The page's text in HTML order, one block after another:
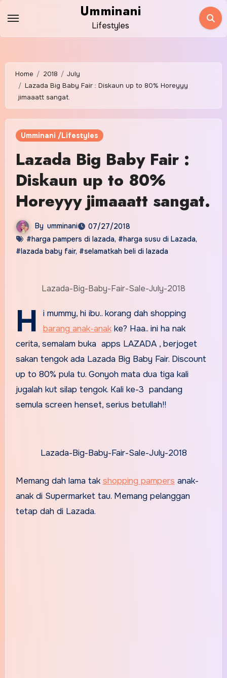
content
Umminani
Lifestyles
Home 2018
July
Lazada Big Baby Fair : Diskaun up to 80% Horeyyy
jimaaatt sangat.
Umminani /Lifestyles
Lazada Big Baby Fair :
Diskaun up to 80%
Horeyyy jimaaatt sangat.
By umminani
07/27/2018
#harga pampers di lazada, #harga susu di Lazada,
#lazada baby fair, #selamatkah beli di lazada
Lazada-Big-Baby-Fair-Sale-July-2018
H
i mummy, hi ibu.. korang dah shopping
barang anak-anakke? Haa.. ini ha nak
cerita, semalam buka apps LAZADA , berjoget
sakan tengok ada Lazada Big Baby Fair. Discount
up to 80% pula tu. Gonyoh mata dua tiga kali
jugalah kut silap tengok. Kali ke-3 pandang
semula screen henset, serius betullah!!
Lazada-Big-Baby-Fair-Sale-July-2018
Memang dah lama tak shopping pampers anak-
anak di Supermarket tau. Memang pelanggan
tetap dah di Lazada.